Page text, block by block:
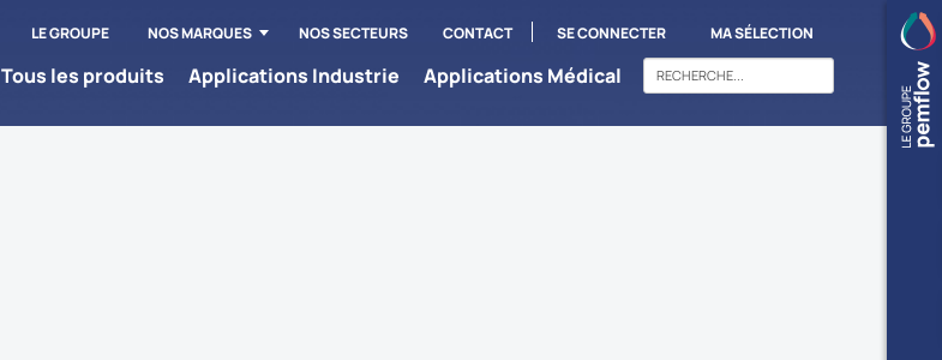
LE GROUPE NOS MARQUES NOS SECTEURS CONTACT SE CONNECTER MA SÉLECTION
Tous les produits Applications Industrie Applications Médical